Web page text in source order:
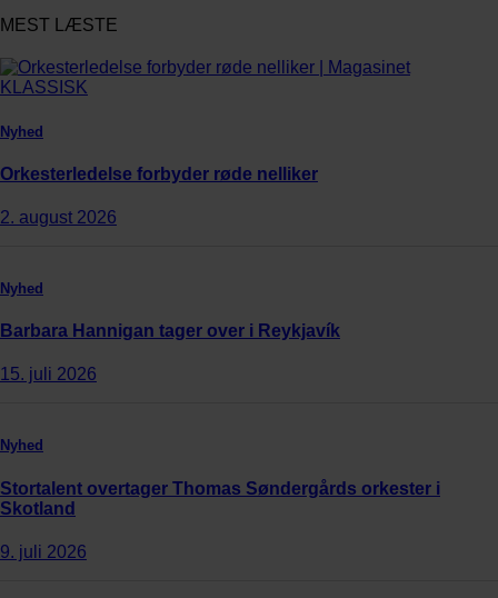
MEST LÆSTE
Nyhed
Orkesterledelse forbyder røde nelliker
2. august 2026
Nyhed
Barbara Hannigan tager over i Reykjavík
15. juli 2026
Nyhed
Stortalent overtager Thomas Søndergårds orkester i
Skotland
9. juli 2026